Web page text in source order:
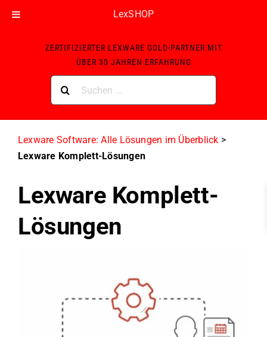
LexSHOP
ZERTIFIZIERTER LEXWARE GOLD-PARTNER MIT
ÜBER 30 JAHREN ERFAHRUNG
nach:
Lexware Software: Alle Lösungen im Überblick >
Lexware Komplett-Lösungen
Lexware Komplett-
Lösungen